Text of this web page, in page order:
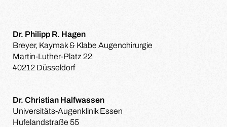
Dr. Philipp R. Hagen
Breyer, Kaymak & Klabe Augenchirurgie
Martin-Luther-Platz 22
40212 Düsseldorf
Dr. Christian Halfwassen
Universitäts-Augenklinik Essen
Hufelandstraße 55